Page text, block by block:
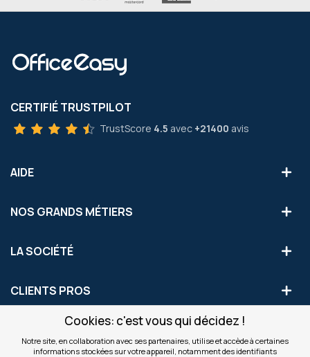
Cookies: c'est vous qui décidez !
Notre site, en collaboration avec ses partenaires, utilise et accède à certaines
informations stockées sur votre appareil, notamment des identifiants
CERTIFIÉ TRUSTPILOT
TrustScore 4.5 avec +21400 avis
AIDE
NOS GRANDS MÉTIERS
LA SOCIÉTÉ
CLIENTS PROS
S'INSCRIRE AUX OFFRES COMMERCIALES